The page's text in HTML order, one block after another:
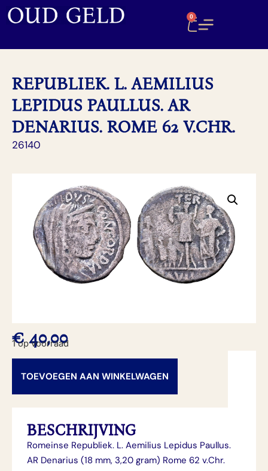
0
REPUBLIEK. L. AEMILIUS
LEPIDUS PAULLUS. AR
DENARIUS. ROME 62 V.CHR.
26140
€40,00
1 op voorraad
TOEVOEGEN AAN WINKELWAGEN
BESCHRIJVING
Romeinse Republiek. L. Aemilius Lepidus Paullus.
AR Denarius (18 mm, 3,20 gram) Rome 62 v.Chr.